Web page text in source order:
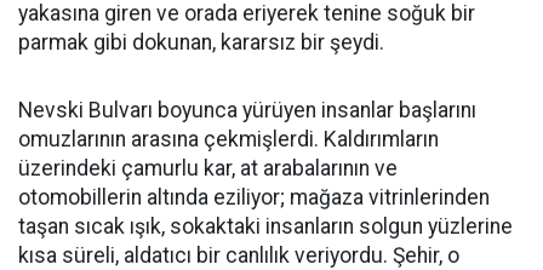
yakasına giren ve orada eriyerek tenine soğuk bir
parmak gibi dokunan, kararsız bir şeydi.
Nevski Bulvarı boyunca yürüyen insanlar başlarını
omuzlarının arasına çekmişlerdi. Kaldırımların
üzerindeki çamurlu kar, at arabalarının ve
otomobillerin altında eziliyor; mağaza vitrinlerinden
taşan sıcak ışık, sokaktaki insanların solgun yüzlerine
kısa süreli, aldatıcı bir canlılık veriyordu. Şehir, o